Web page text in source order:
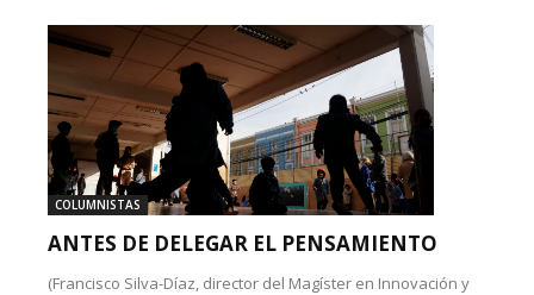
COLUMNISTAS
ANTES DE DELEGAR EL PENSAMIENTO
(Francisco Silva-Díaz, director del Magíster en Innovación y